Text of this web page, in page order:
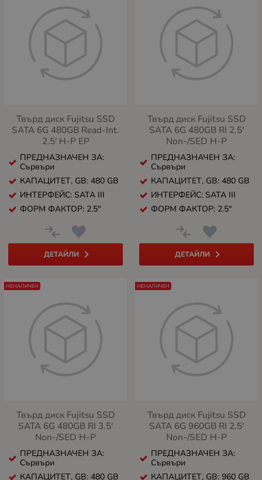
Твърд диск Fujitsu SSD
SATA 6G 480GB Read-Int.
2.5' H-P EP
ПРЕДНАЗНАЧЕН ЗА:
Сървъри
КАПАЦИТЕТ, GB: 480 GB
ИНТЕРФЕЙС: SATA III
ФОРМ ФАКТОР: 2.5"
ДЕТАЙЛИ
Твърд диск Fujitsu SSD
SATA 6G 480GB RI 2.5'
Non-/SED H-P
ПРЕДНАЗНАЧЕН ЗА:
Сървъри
КАПАЦИТЕТ, GB: 480 GB
ИНТЕРФЕЙС: SATA III
ФОРМ ФАКТОР: 2.5"
ДЕТАЙЛИ
Твърд диск Fujitsu SSD
SATA 6G 480GB RI 3.5'
Non-/SED H-P
ПРЕДНАЗНАЧЕН ЗА:
Сървъри
КАПАЦИТЕТ, GB: 480 GB
НЕНАЛИЧЕН
Твърд диск Fujitsu SSD
SATA 6G 960GB RI 2.5'
Non-/SED H-P
ПРЕДНАЗНАЧЕН ЗА:
Сървъри
КАПАЦИТЕТ, GB: 960 GB
НЕНАЛИЧЕН